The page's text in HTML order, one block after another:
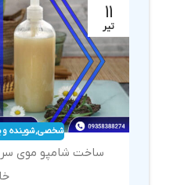
11
تیر
شخصی,شوینده و
ساخت شامپو موی